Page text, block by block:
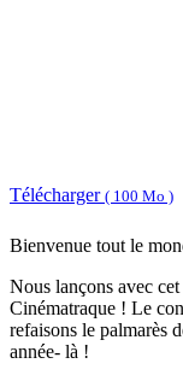
Télécharger ( 100 Mo )
Bienvenue tout le
Nous lançons avec
Cinématraque ! Le
refaisons le palmarès
année- là !